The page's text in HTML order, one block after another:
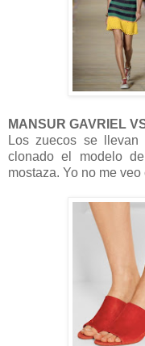
MANSUR GAVRIEL
Los zuecos se llevan
clonado el modelo
mostaza. Yo no me